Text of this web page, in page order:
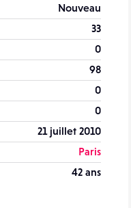
Nouveau
33
0
98
0
0
21 juillet 2010
Paris
42 ans